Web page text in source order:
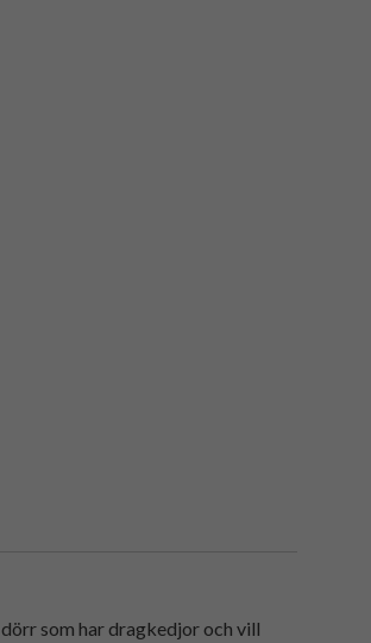
som har dragkedjor och vill